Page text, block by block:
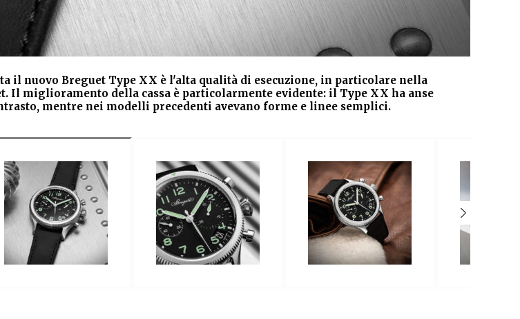
il nuovo Breguet Type XX è l'alta qualità di esecuzione, in particolare nella
Il miglioramento della cassa è particolarmente evidente: il Type XX ha anse
mentre nei modelli precedenti avevano forme e linee semplici.